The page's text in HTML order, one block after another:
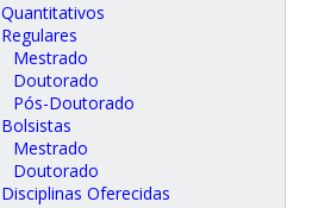
Quantitativos
Regulares
Mestrado
Doutorado
Pós-Doutorado
Bolsistas
Mestrado
Doutorado
Disciplinas Oferecidas